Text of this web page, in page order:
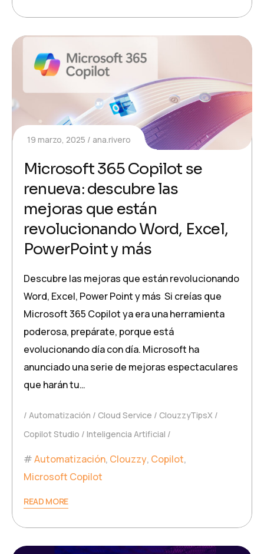
19 marzo, 2025 ana.rivero
Microsoft 365 Copilot se
renueva: descubre las
mejoras que están
revolucionando Word, Excel,
PowerPoint y más
Descubre las mejoras que están revolucionando
Word, Excel, Power Point y más Si creías que
Microsoft 365 Copilot ya era una herramienta
poderosa, prepárate, porque está
evolucionando día con día. Microsoft ha
anunciado una serie de mejoras espectaculares
que harán tu…
Automatización Cloud Service
ClouzzyTipsX
Copilot Studio
Inteligencia Artificial
Automatización, Clouzzy, Copilot,
Microsoft Copilot
READ MORE